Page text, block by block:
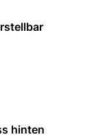
hinten